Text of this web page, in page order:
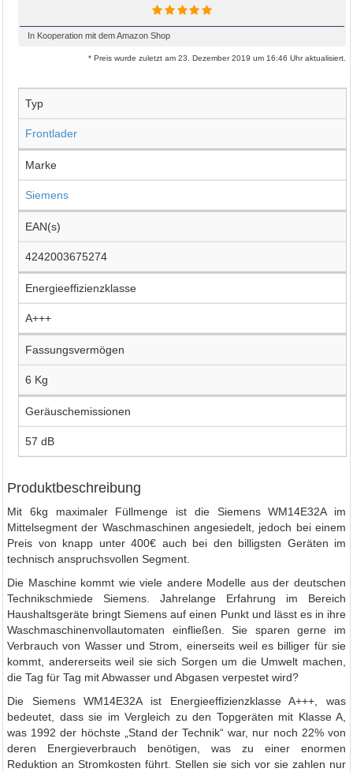
In Kooperation mit dem Amazon Shop
* Preis wurde zuletzt am 23. Dezember 2019 um 16:46 Uhr aktualisiert.
Typ
Frontlader
Marke
Siemens
EAN(s)
4242003675274
Energieeffizienzklasse
A+++
Fassungsvermögen
6 Kg
Geräuschemissionen
57 dB
Produktbeschreibung
Mit 6kg maximaler Füllmenge ist die Siemens WM14E32A im
Mittelsegment der Waschmaschinen angesiedelt, jedoch bei einem
Preis von knapp unter 400€ auch bei den billigsten Geräten im
technisch anspruchsvollen Segment.
Die Maschine kommt wie viele andere Modelle aus der deutschen
Technikschmiede Siemens. Jahrelange Erfahrung im Bereich
Haushaltsgeräte bringt Siemens auf einen Punkt und lässt es in ihre
Waschmaschinenvollautomaten einfließen. Sie sparen gerne im
Verbrauch von Wasser und Strom, einerseits weil es billiger für sie
kommt, andererseits weil sie sich Sorgen um die Umwelt machen,
die Tag für Tag mit Abwasser und Abgasen verpestet wird?
Die Siemens WM14E32A ist Energieeffizienzklasse A+++, was
bedeutet, dass sie im Vergleich zu den Topgeräten mit Klasse A,
was 1992 der höchste „Stand der Technik“ war, nur noch 22% von
deren Energieverbrauch benötigen, was zu einer enormen
Reduktion an Stromkosten führt. Stellen sie sich vor sie zahlen nur